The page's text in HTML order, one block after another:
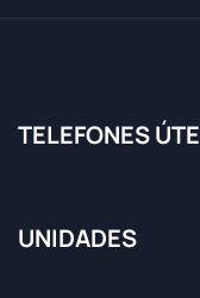
TELEFONES
UNIDADES